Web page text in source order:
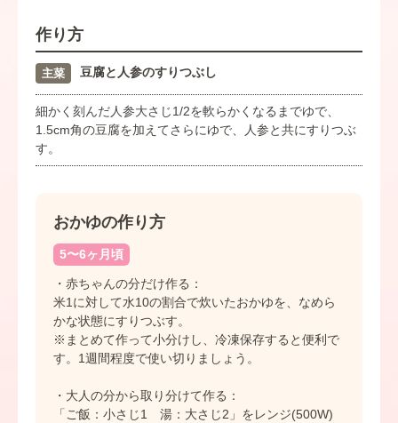
作り方
主菜 豆腐と人参のすりつぶし
細かく刻んだ人参大さじ1/2を軟らかくなるまでゆで、
1.5cm角の豆腐を加えてさらにゆで、人参と共にすりつぶ
す。
おかゆの作り方
5〜6ヶ月頃
・赤ちゃんの分だけ作る：
米1に対して水10の割合で炊いたおかゆを、なめら
かな状態にすりつぶす。
※まとめて作って小分けし、冷凍保存すると便利で
す。1週間程度で使い切りましょう。
・大人の分から取り分けて作る：
「ご飯：小さじ1 湯：大さじ2」をレンジ(500W)